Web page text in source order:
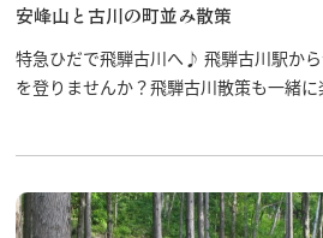
安峰山と古川の町並み散策
特急ひだで飛騨古川へ♪ 飛騨古川駅か
を登りませんか？飛騨古川散策も一緒に